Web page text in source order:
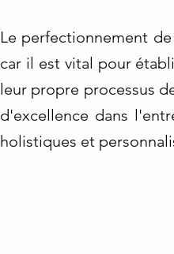
Le perfectionnement
car il est vital pour
leur propre processus
d'excellence dans
holistiques et